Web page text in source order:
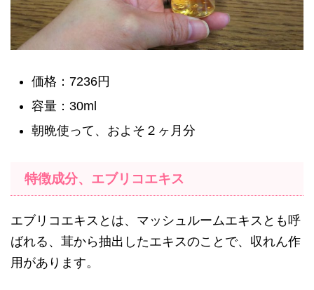
価格：7236円
容量：30ml
朝晩使って、およそ２ヶ月分
特徴成分、エブリコエキス
エブリコエキスとは、マッシュルームエキスとも呼
ばれる、茸から抽出したエキスのことで、収れん作
用があります。